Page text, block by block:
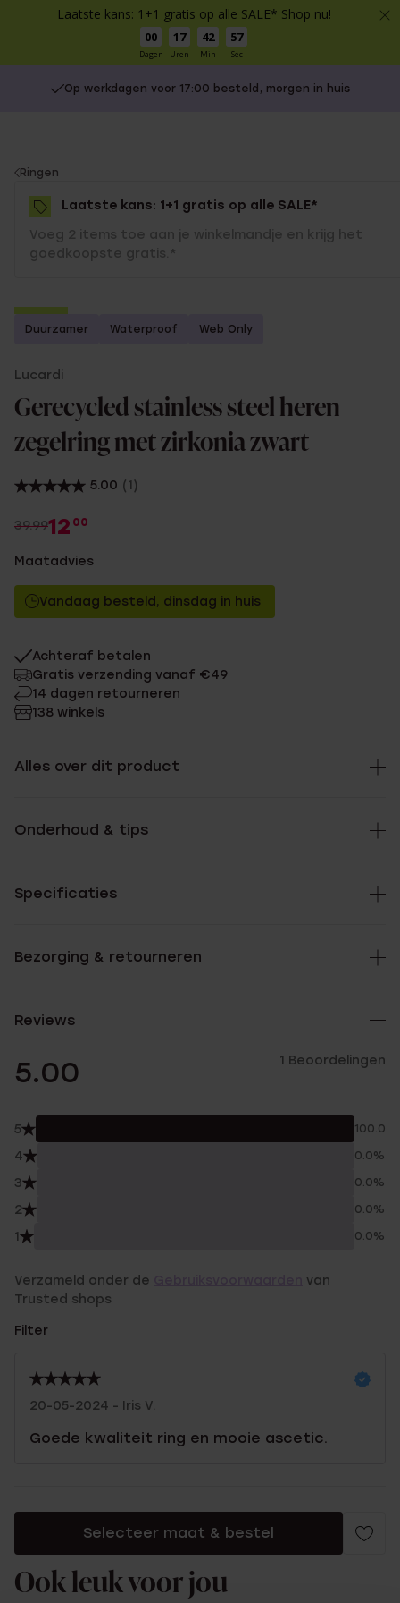
Laatste kans: 1+1 gratis op alle SALE* Shop nu!
00
Dagen
17
Uren
42
Min
57
Sec
Op werkdagen voor 17:00 besteld, morgen in huis
You
are
here:
Ringen
Laatste kans: 1+1 gratis op alle SALE*
Voeg 2 items toe aan je winkelmandje en krijg het
goedkoopste gratis. *
-70%
Duurzamer Waterproof Web Only
Lucardi
Gerecycled stainless steel heren
zegelring met zirkonia zwart
5.00 (1)
39.9912 00
Maatadvies
Vandaag besteld, dinsdag in huis
Achteraf betalen
Gratis verzending vanaf €49
14 dagen retourneren
138 winkels
Alles over dit product
Onderhoud & tips
Specificaties
Bezorging & retourneren
Reviews
5.00 1 Beoordelingen
5 100.0%
4 0.0%
3 0.0%
2 0.0%
1 0.0%
Verzameld onder de
van
Trusted shops
Filter
20-05-2024 - Iris V.
Goede kwaliteit ring en mooie ascetic.
Selecteer maat & bestel
Ook leuk voor jou